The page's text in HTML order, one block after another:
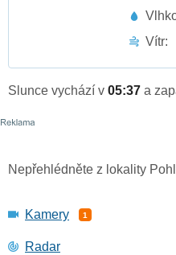
Vítr:
Slunce vychází v 05:37 a
Nepřehlédněte z lokality
Kamery 1
Radar